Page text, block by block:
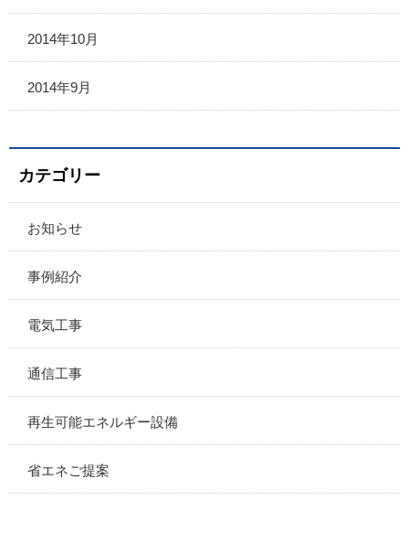
2014年10月
2014年9月
カテゴリー
お知らせ
事例紹介
電気工事
通信工事
再生可能エネルギー設備
省エネご提案